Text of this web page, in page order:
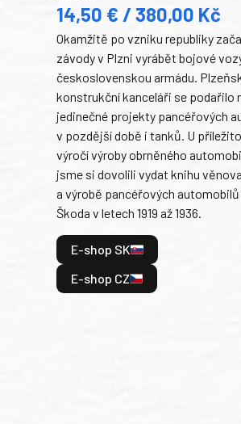
14,50 € / 380,00 Kč
Okamžitě po vzniku republiky
závody v Plzni vyrábět bojové
československou armádu.
konstrukční kanceláři se podařilo
jedinečné projekty pancéřových
v pozdější době i tanků. U
výročí výroby obrněného
jsme si dovolili vydat knihu
a výrobě pancéřových
Škoda v letech 1919 až 1936.
E-shop SK
E-shop CZ